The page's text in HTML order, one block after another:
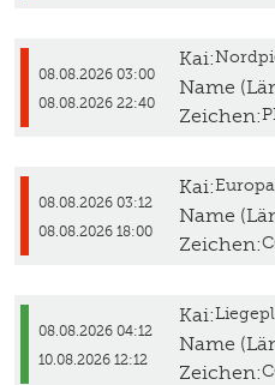
08.08.2026 03:00
08.08.2026 22:40
Kai:
Name
Zeichen:
08.08.2026 03:12
08.08.2026 18:00
Kai:
Name
Zeichen:
08.08.2026 04:12
10.08.2026 12:12
Kai:
Name
Zeichen: